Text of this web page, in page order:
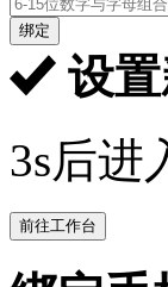
绑定
设
3s后进
前往工作台